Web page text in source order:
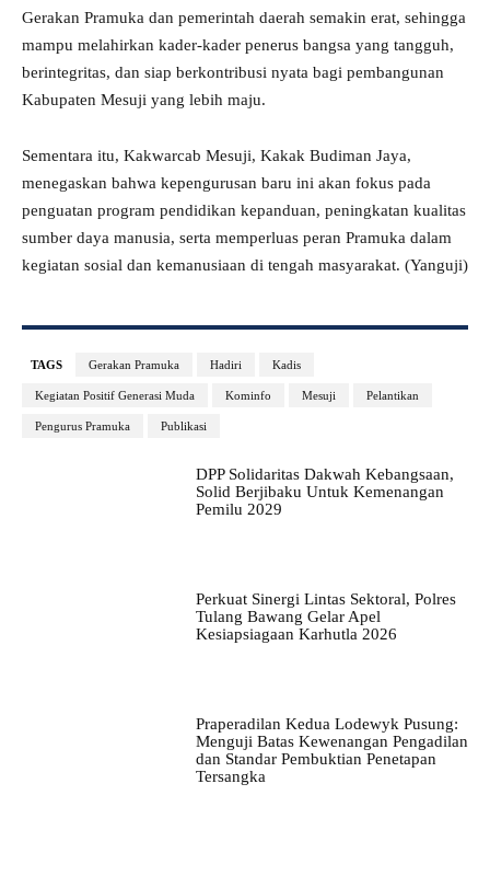
Gerakan Pramuka dan pemerintah daerah semakin erat, sehingga
mampu melahirkan kader-kader penerus bangsa yang tangguh,
berintegritas, dan siap berkontribusi nyata bagi pembangunan
Kabupaten Mesuji yang lebih maju.
Sementara itu, Kakwarcab Mesuji, Kakak Budiman Jaya,
menegaskan bahwa kepengurusan baru ini akan fokus pada
penguatan program pendidikan kepanduan, peningkatan kualitas
sumber daya manusia, serta memperluas peran Pramuka dalam
kegiatan sosial dan kemanusiaan di tengah masyarakat. (Yanguji)
TAGS Gerakan Pramuka Hadiri Kadis
Kegiatan Positif Generasi Muda Kominfo Mesuji Pelantikan
Pengurus Pramuka Publikasi
DPP Solidaritas Dakwah Kebangsaan,
Solid Berjibaku Untuk Kemenangan
Pemilu 2029
Perkuat Sinergi Lintas Sektoral, Polres
Tulang Bawang Gelar Apel
Kesiapsiagaan Karhutla 2026
Praperadilan Kedua Lodewyk Pusung:
Menguji Batas Kewenangan Pengadilan
dan Standar Pembuktian Penetapan
Tersangka